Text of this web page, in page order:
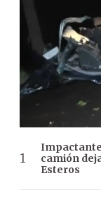
camión
Esteros